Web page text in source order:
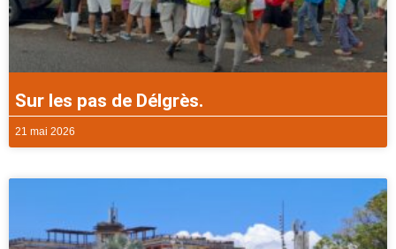
Sur les pas de Délgrès.
21 mai 2026